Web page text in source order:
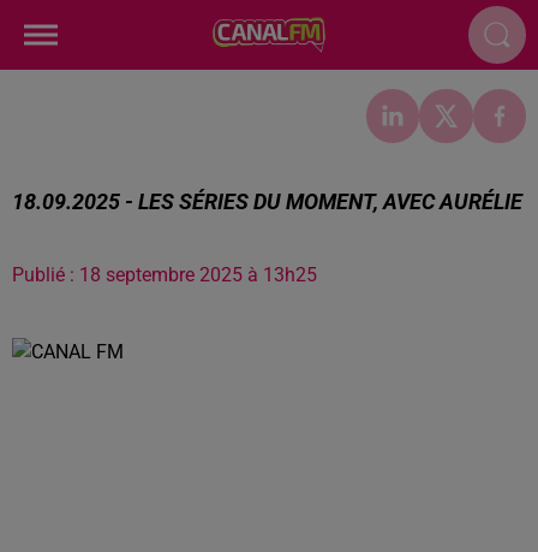
18.09.2025 - LES SÉRIES DU MOMENT, AVEC AURÉLIE
Publié : 18 septembre 2025 à 13h25